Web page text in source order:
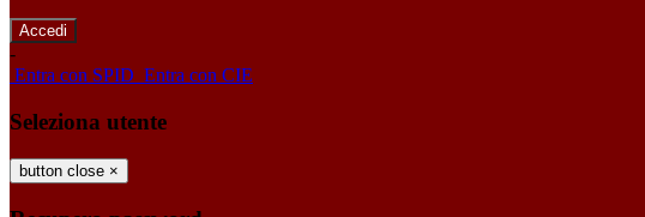
-
Entra con SPID Entra con CIE
Seleziona utente
button close ×